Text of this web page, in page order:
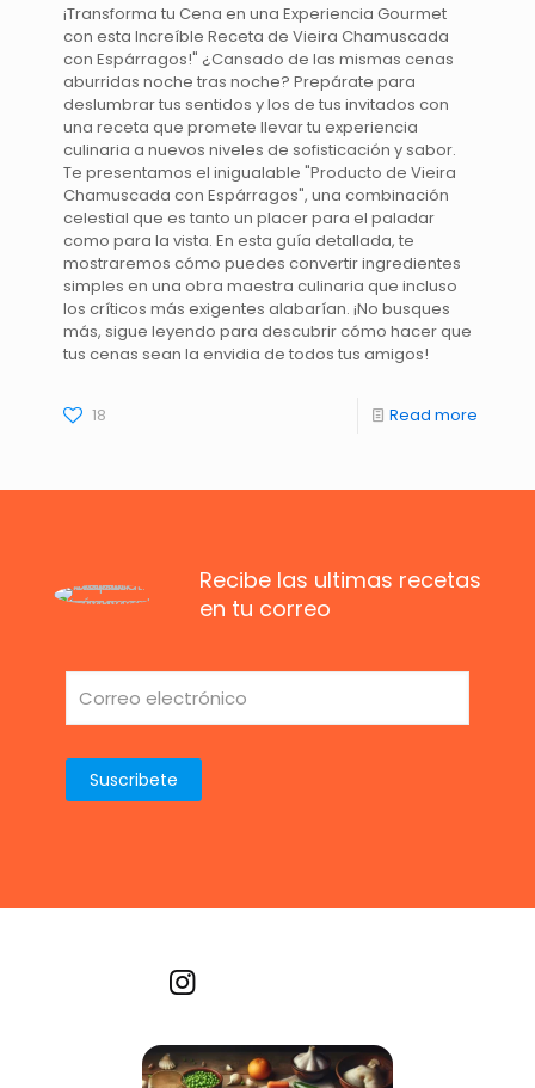
¡Transforma tu Cena en una Experiencia Gourmet
con esta Increíble Receta de Vieira Chamuscada
con Espárragos!" ¿Cansado de las mismas cenas
aburridas noche tras noche? Prepárate para
deslumbrar tus sentidos y los de tus invitados con
una receta que promete llevar tu experiencia
culinaria a nuevos niveles de sofisticación y sabor.
Te presentamos el inigualable "Producto de Vieira
Chamuscada con Espárragos", una combinación
celestial que es tanto un placer para el paladar
como para la vista. En esta guía detallada, te
mostraremos cómo puedes convertir ingredientes
simples en una obra maestra culinaria que incluso
los críticos más exigentes alabarían. ¡No busques
más, sigue leyendo para descubrir cómo hacer que
tus cenas sean la envidia de todos tus amigos!
18 Read more
Recibe las ultimas recetas
en tu correo